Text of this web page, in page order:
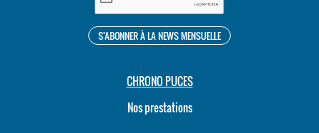
CHRONO PUCES
Nos prestations